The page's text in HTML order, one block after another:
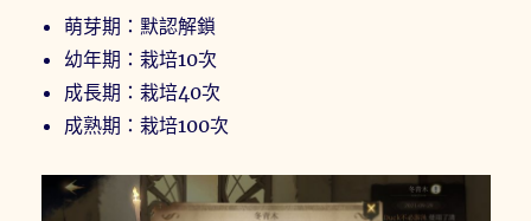
萌芽期：默認解鎖
幼年期：栽培10次
成長期：栽培40次
成熟期：栽培100次